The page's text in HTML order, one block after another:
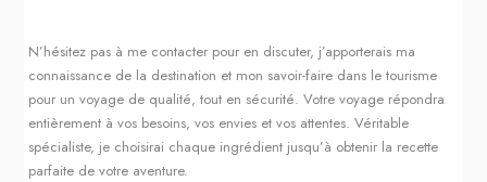
N’hésitez pas à me contacter pour en discuter, j’apporterais ma
connaissance de la destination et mon savoir-faire dans le tourisme
pour un voyage de qualité, tout en sécurité. Votre voyage répondra
entièrement à vos besoins, vos envies et vos attentes. Véritable
spécialiste, je choisirai chaque ingrédient jusqu’à obtenir la recette
parfaite de votre aventure.